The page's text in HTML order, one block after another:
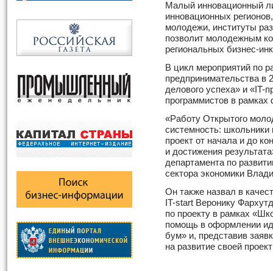
Малый инновационный
инновационных
молодежи, институты
позволит молодежным
региональных бизнес-
В цикл мероприятий по
предпринимательства в
делового успеха» и «IT-
программистов в
«Работу Открытого
системность:
проект от начала и до
и достижения
департамента по
сектора экономики
Он также назвал в
IT-start Веронику
по проекту в рамках
помощь в оформлении
бум» и, представив
на развитие своей